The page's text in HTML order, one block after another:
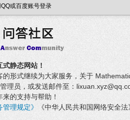
或百度账号登录
静态网站！
的形式继续为大家服务，关于
理员，或发送邮件至：
来的支持与帮助！
理规定》 《中华人民共和国网络安全